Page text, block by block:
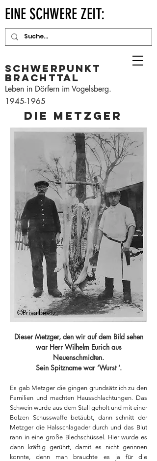
EINE SCHWERE ZEIT:
Leben in Dörfern im Vogelsberg.
1945-1965
Schwerpunkt
Brachttal
Es gab Metzger die gingen grundsätzlich zu den
Familien und machten Hausschlachtungen. Das
Schwein wurde aus dem Stall geholt und mit einer
Bolzen Schusswaffe betäubt, dann schnitt der
Metzger die Halsschlagader durch und das Blut
rann in eine große Blechschüssel. Hier wurde es
dann kräftig gerührt, damit es nicht gerinnen
konnte, denn man brauchte es ja für die
Die Metzger
Dieser Metzger, den wir auf dem Bild sehen
war Herr Wilhelm Eurich aus
Neuenschmidten.
Sein Spitzname war ‘Wurst ‘.
©Privatbesitz